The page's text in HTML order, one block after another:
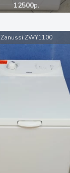
12500р.
Zanussi ZWY1100